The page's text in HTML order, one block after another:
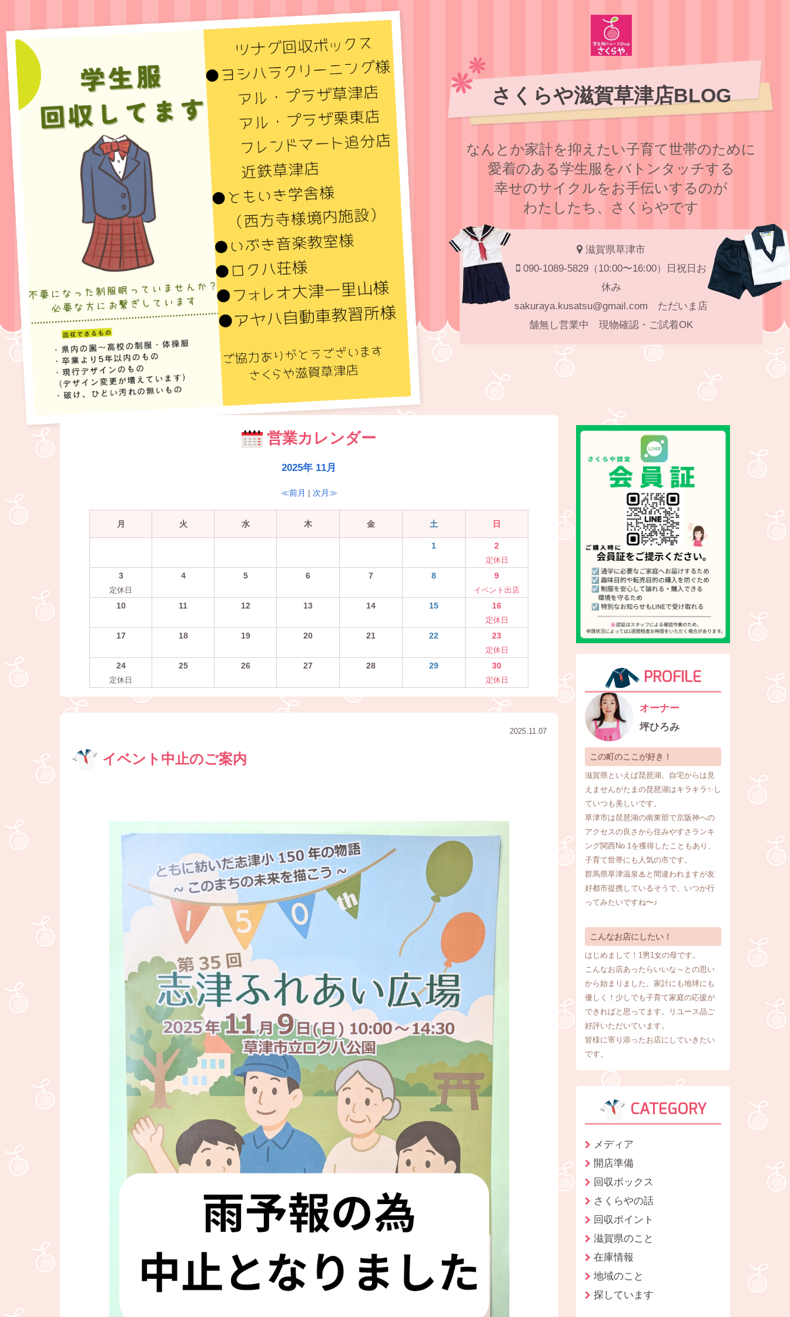
さくらや滋賀草津店BLOG
なんとか家計を抑えたい子育て世帯のために
愛着のある学⽣服をバトンタッチする
幸せのサイクルをお⼿伝いするのが
わたしたち、さくらやです
滋賀県草津市
090-1089-5829（10:00〜16:00）日祝日お
休み
sakuraya.kusatsu@gmail.com ただいま店
舗無し営業中 現物確認・ご試着OK
営業カレンダー
2025年 11月
≪前月 | 次月≫
月 火 水 木 金 土 日
1 2
定休日
3
定休日
4 5 6 7 8 9
イベント出店
10 11 12 13 14 15 16
定休日
17 18 19 20 21 22 23
定休日
24
定休日
25 26 27 28 29 30
定休日
2025.11.07
イベント中止のご案内
PROFILE
オーナー
坪ひろみ
この町のここが好き！
滋賀県といえば琵琶湖、自宅からは見
えませんがたまの琵琶湖はキラキラ✨し
ていつも美しいです。
草津市は琵琶湖の南東部で京阪神への
アクセスの良さから住みやすさランキ
ング関西No.1を獲得したこともあり、
子育て世帯にも人気の市です。
群馬県草津温泉♨と間違われますが友
好都市提携しているそうで、いつか行
ってみたいですね〜♪
こんなお店にしたい！
はじめまして！1男1女の母です。
こんなお店あったらいいな～との思い
から始まりました。家計にも地球にも
優しく！少しでも子育て家庭の応援が
できればと思ってます。リユース品ご
好評いただいています。
皆様に寄り添ったお店にしていきたい
です。
CATEGORY
メディア
開店準備
回収ボックス
さくらやの話
回収ポイント
滋賀県のこと
在庫情報
地域のこと
探しています